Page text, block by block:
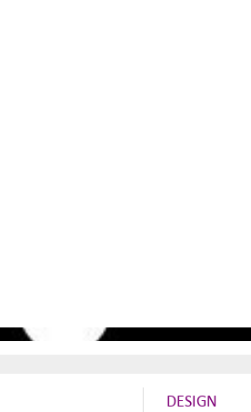
DESIGN